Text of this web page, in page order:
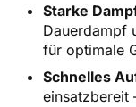
Starke
Dauerdampf
für optimale
Schnelles
einsatzbereit